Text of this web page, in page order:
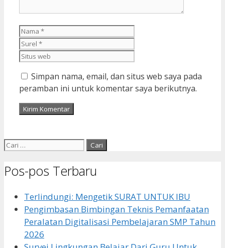
Nama
Simpan nama, email, dan situs web saya pada
peramban ini untuk komentar saya berikutnya.
Cari
Pos-pos Terbaru
Terlindungi: Mengetik SURAT UNTUK IBU
Pengimbasan Bimbingan Teknis Pemanfaatan
Peralatan Digitalisasi Pembelajaran SMP Tahun
2026